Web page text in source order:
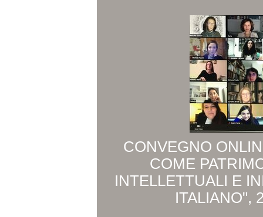
CONVEGNO
COME
INTELLETTUALI E
ITALIANO",